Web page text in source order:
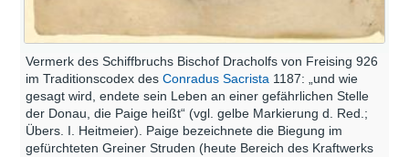
Vermerk des Schiffbruchs Bischof Dracholfs von Freising 926
im Traditionscodex des Conradus Sacrista 1187: „und wie
gesagt wird, endete sein Leben an einer gefährlichen Stelle
der Donau, die Paige heißt“ (vgl. gelbe Markierung d. Red.;
Übers. I. Heitmeier). Paige bezeichnete die Biegung im
gefürchteten Greiner Struden (heute Bereich des Kraftwerks